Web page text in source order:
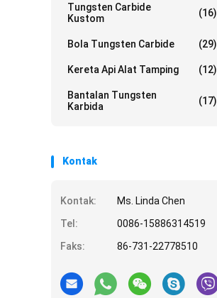
Tungsten Carbide
Kustom
(16)
Bola Tungsten Carbide (29)
Kereta Api Alat Tamping (12)
Bantalan Tungsten
Karbida
(17)
Kontak
Kontak:
Ms. Linda Chen
Tel:
0086-15886314519
Faks:
86-731-22778510